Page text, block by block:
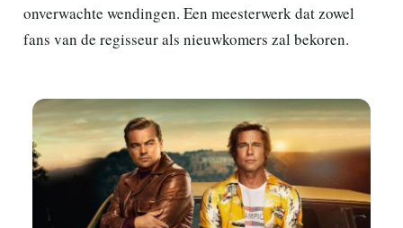
onverwachte wendingen. Een meesterwerk dat zowel
fans van de regisseur als nieuwkomers zal bekoren.